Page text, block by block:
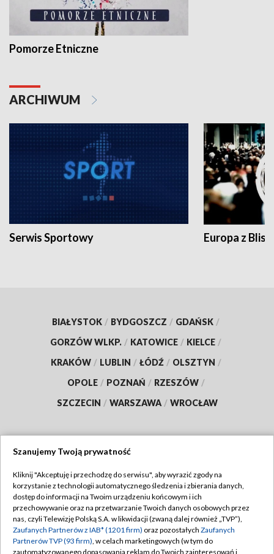
Pomorze Etniczne
ARCHIWUM
Serwis Sportowy Europa z
BIAŁYSTOK / BYDGOSZCZ / GDAŃSK /
GORZÓW WLKP. / KATOWICE / KIELCE /
KRAKÓW / LUBLIN / ŁÓDŹ / OLSZTYN /
OPOLE / POZNAŃ / RZESZÓW /
SZCZECIN / WARSZAWA / WROCŁAW
TVP
Abonament TVP
Emisja w TVP
Centrum informacji TVP
Regulamin TVP
Polityka prywatności
Moje zgody
Szanujemy Twoją prywatność
Kliknij "Akceptuję i przechodzę do serwisu", aby wyrazić zgody na
korzystanie z technologii automatycznego śledzenia i zbierania danych,
dostęp do informacji na Twoim urządzeniu końcowym i ich
przechowywanie oraz na przetwarzanie Twoich danych osobowych przez
nas, czyli Telewizję Polską S.A. w likwidacji (zwaną dalej również „TVP”),
Zaufanych Partnerów z IAB* (1201 firm) oraz pozostałych Zaufanych
Partnerów TVP (93 firm), w celach marketingowych (w tym do
zautomatyzowanego dopasowania reklam do Twoich zainteresowań i